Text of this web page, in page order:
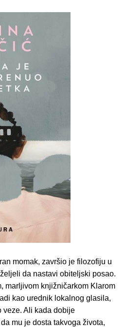
momak, završio je filozofiju u
da nastavi obiteljski posao.
marljivom knjižničarkom Klarom
kao urednik lokalnog glasila,
veze. Ali kada dobije
mu je dosta takvoga života,